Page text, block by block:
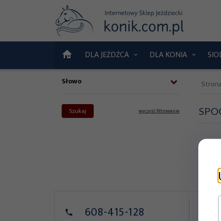
DLA JEŹDŹCA DLA KONIA
Słowo
Szukaj wyczyść filtrowanie
608-415-128